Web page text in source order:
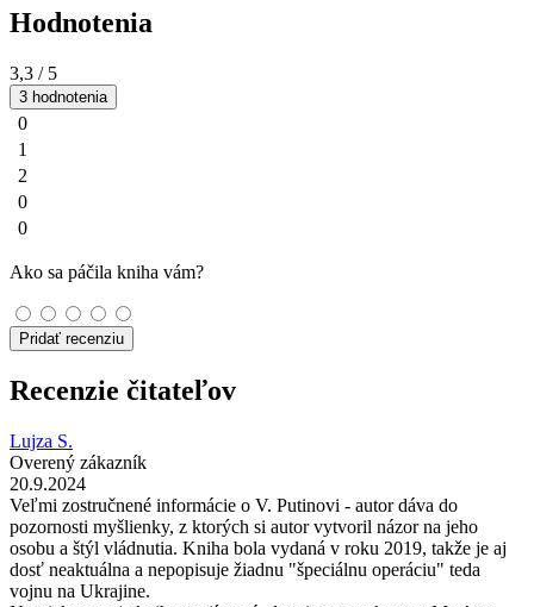
Hodnotenia
3,3 / 5
3 hodnotenia
0
1
2
0
0
Ako sa páčila kniha vám?
Pridať recenziu
Recenzie čitateľov
Lujza S.
Overený zákazník
20.9.2024
Veľmi zostručnené informácie o V. Putinovi - autor dáva do
pozornosti myšlienky, z ktorých si autor vytvoril názor na jeho
osobu a štýl vládnutia. Kniha bola vydaná v roku 2019, takže je aj
dosť neaktuálna a nepopisuje žiadnu "špeciálnu operáciu" teda
vojnu na Ukrajine.